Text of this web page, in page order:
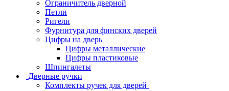
Ограничитель дверной
Петли
Ригели
Фурнитура для финских дверей
Цифры на дверь
Цифры металлические
Цифры пластиковые
Шпингалеты
Дверные ручки
Комплекты ручек для дверей